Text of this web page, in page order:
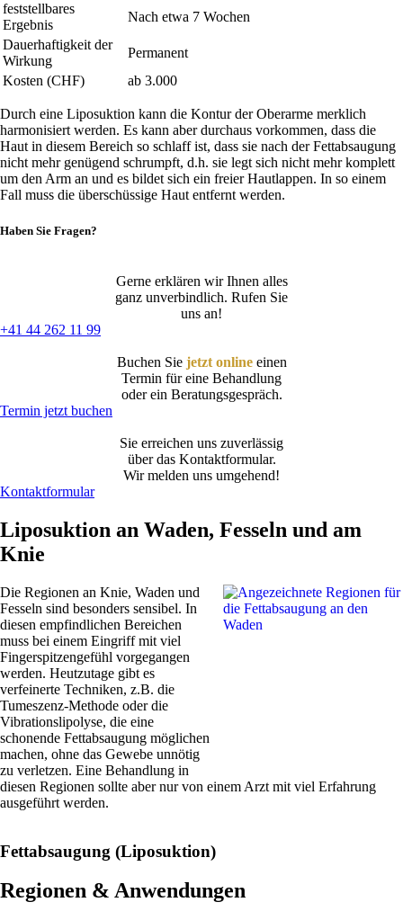
feststellbares
Ergebnis
Nach etwa 7 Wochen
Dauerhaftigkeit der
Wirkung
Permanent
Kosten (CHF)
ab 3.000
Durch eine Liposuktion kann die Kontur der Oberarme merklich
harmonisiert werden. Es kann aber durchaus vorkommen, dass die
Haut in diesem Bereich so schlaff ist, dass sie nach der Fettabsaugung
nicht mehr genügend schrumpft, d.h. sie legt sich nicht mehr komplett
um den Arm an und es bildet sich ein freier Hautlappen. In so einem
Fall muss die überschüssige Haut entfernt werden.
Haben Sie Fragen?
Gerne erklären wir Ihnen alles
ganz unverbindlich. Rufen Sie
uns an!
+41 44 262 11 99
Buchen Sie jetzt onlineeinen
Termin für eine Behandlung
oder ein Beratungsgespräch.
Termin jetzt buchen
Sie erreichen uns zuverlässig
über das Kontaktformular.
Wir melden uns umgehend!
Kontaktformular
Liposuktion an Waden, Fesseln und am
Knie
Die Regionen an Knie, Waden und
Fesseln sind besonders sensibel. In
diesen empfindlichen Bereichen
muss bei einem Eingriff mit viel
Fingerspitzengefühl vorgegangen
werden. Heutzutage gibt es
verfeinerte Techniken, z.B. die
Tumeszenz-Methode oder die
Vibrationslipolyse, die eine
schonende Fettabsaugung möglichen
machen, ohne das Gewebe unnötig
zu verletzen. Eine Behandlung in
diesen Regionen sollte aber nur von einem Arzt mit viel Erfahrung
ausgeführt werden.
Fettabsaugung (Liposuktion)
Regionen & Anwendungen